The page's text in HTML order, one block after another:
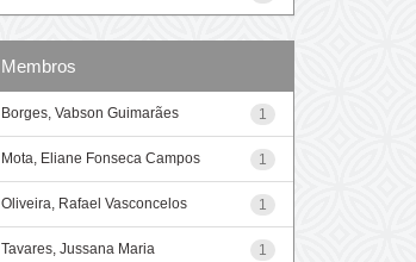
Membros
1
Borges, Vabson Guimarães
1
Mota, Eliane Fonseca Campos
1
Oliveira, Rafael Vasconcelos
1
Tavares, Jussana Maria